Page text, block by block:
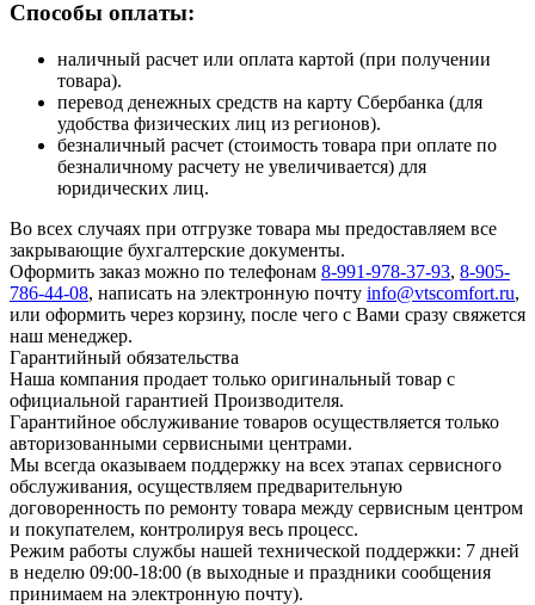
Способы оплаты:
наличный расчет или оплата картой (при получении
товара).
перевод денежных средств на карту Сбербанка (для
удобства физических лиц из регионов).
безналичный расчет (стоимость товара при оплате по
безналичному расчету не увеличивается) для
юридических лиц.
Во всех случаях при отгрузке товара мы предоставляем все
закрывающие бухгалтерские документы.
Оформить заказ можно по телефонам 8-991-978-37-93, 8-905-
786-44-08, написать на электронную почту info@vtscomfort.ru,
или оформить через корзину, после чего с Вами сразу свяжется
наш менеджер.
Гарантийный обязательства
Наша компания продает только оригинальный товар с
официальной гарантией Производителя.
Гарантийное обслуживание товаров осуществляется только
авторизованными сервисными центрами.
Мы всегда оказываем поддержку на всех этапах сервисного
обслуживания, осуществляем предварительную
договоренность по ремонту товара между сервисным центром
и покупателем, контролируя весь процесс.
Режим работы службы нашей технической поддержки: 7 дней
в неделю 09:00-18:00 (в выходные и праздники сообщения
принимаем на электронную почту).